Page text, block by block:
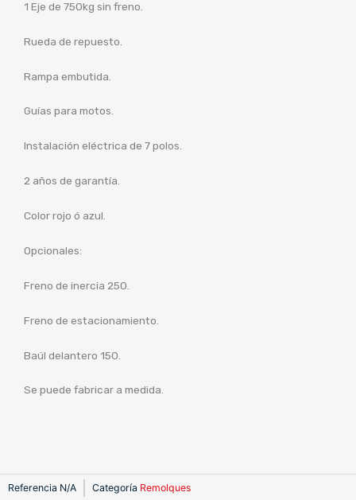
1 Eje de 750kg sin freno.
Rueda de repuesto.
Rampa embutida.
Guías para motos.
Instalación eléctrica de 7 polos.
2 años de garantía.
Color rojo ó azul.
Opcionales:
Freno de inercia 250.
Freno de estacionamiento.
Baúl delantero 150.
Se puede fabricar a medida.
Referencia N/A Categoría Remolques